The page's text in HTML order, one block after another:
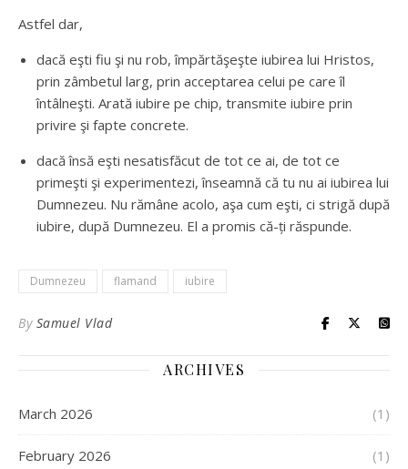
Astfel dar,
dacă eşti fiu şi nu rob, împărtăşeşte iubirea lui Hristos,
prin zâmbetul larg, prin acceptarea celui pe care îl
întâlneşti. Arată iubire pe chip, transmite iubire prin
privire şi fapte concrete.
dacă însă eşti nesatisfăcut de tot ce ai, de tot ce
primeşti şi experimentezi, înseamnă că tu nu ai iubirea lui
Dumnezeu. Nu rămâne acolo, aşa cum eşti, ci strigă după
iubire, după Dumnezeu. El a promis că-ți răspunde.
Dumnezeu flamand iubire
By Samuel Vlad
ARCHIVES
March 2026 (1)
February 2026 (1)